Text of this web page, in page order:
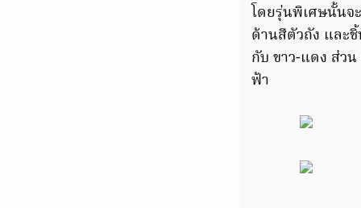
โดยรุ่นพิเศษนั้นจ
ด้านสีตัวถัง และ
กับ ขาว-แดง ส่ว
ฟ้า